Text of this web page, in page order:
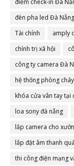
điểm check-in Đà
đèn pha led Đà Nẵng
Tài chính
amply
chính trị xã hội
công ty camera Đà
hệ thống phòng cháy
khóa cửa vân tay tại
loa sony đà nẵng
lắp camera cho
lắp đặt âm thanh
thi công điện mạng